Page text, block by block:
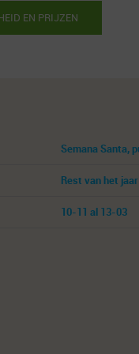
EN PRIJZEN
Semana Santa,
Rest van het jaar
10-11 al 13-03